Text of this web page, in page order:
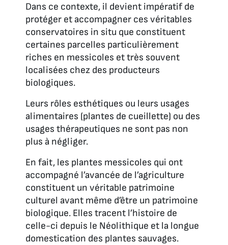
Dans ce contexte, il devient impératif de
protéger et accompagner ces véritables
conservatoires in situ que constituent
certaines parcelles particulièrement
riches en messicoles et très souvent
localisées chez des producteurs
biologiques.
Leurs rôles esthétiques ou leurs usages
alimentaires (plantes de cueillette) ou des
usages thérapeutiques ne sont pas non
plus à négliger.
En fait, les plantes messicoles qui ont
accompagné l’avancée de l’agriculture
constituent un véritable patrimoine
culturel avant même d’être un patrimoine
biologique. Elles tracent l’histoire de
celle-ci depuis le Néolithique et la longue
domestication des plantes sauvages.